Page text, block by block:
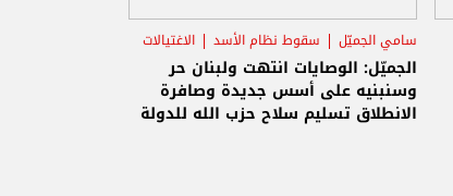
سامي الجميّل سقوط نظام الأسد الاغتيالات
الجميّل: الوصايات انتهت ولبنان حر
وسنبنيه على أسس جديدة وصافرة
الانطلاق تسليم سلاح حزب الله للدولة